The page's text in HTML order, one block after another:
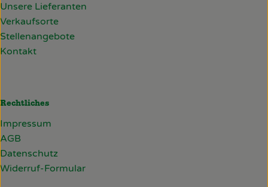
Unsere Lieferanten
Verkaufsorte
Stellenangebote
Kontakt
Rechtliches
Impressum
AGB
Datenschutz
Widerruf-Formular